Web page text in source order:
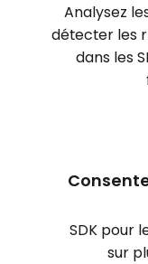
Analysez
détecter les
dans les
SDK pour
sur